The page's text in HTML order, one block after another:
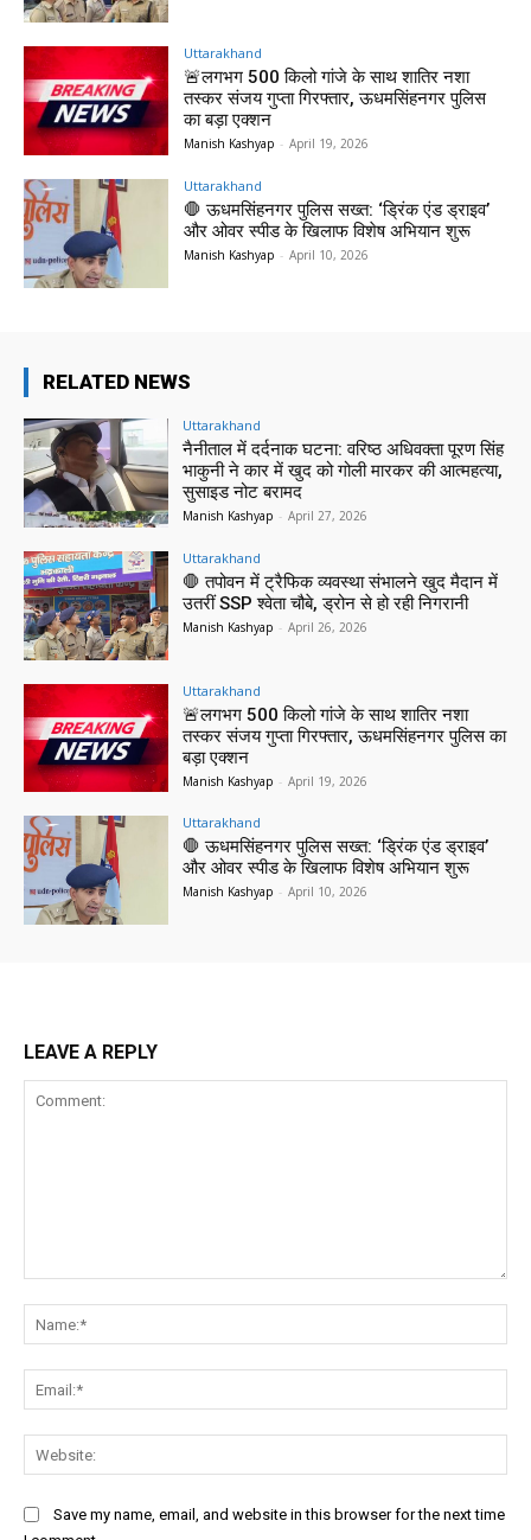
Uttarakhand
🚨लगभग 500 किलो गांजे के साथ शातिर नशा
तस्कर संजय गुप्ता गिरफ्तार, ऊधमसिंहनगर पुलिस
का बड़ा एक्शन
Manish Kashyap - April 19, 2026
Uttarakhand
🛑 ऊधमसिंहनगर पुलिस सख्त: ‘ड्रिंक एंड ड्राइव’
और ओवर स्पीड के खिलाफ विशेष अभियान शुरू
Manish Kashyap - April 10, 2026
RELATED NEWS
Uttarakhand
नैनीताल में दर्दनाक घटना: वरिष्ठ अधिवक्ता पूरण सिंह
भाकुनी ने कार में खुद को गोली मारकर की आत्महत्या,
सुसाइड नोट बरामद
Manish Kashyap - April 27, 2026
Uttarakhand
🛑 तपोवन में ट्रैफिक व्यवस्था संभालने खुद मैदान में
उतरीं SSP श्वेता चौबे, ड्रोन से हो रही निगरानी
Manish Kashyap - April 26, 2026
Uttarakhand
🚨लगभग 500 किलो गांजे के साथ शातिर नशा
तस्कर संजय गुप्ता गिरफ्तार, ऊधमसिंहनगर पुलिस का
बड़ा एक्शन
Manish Kashyap - April 19, 2026
Uttarakhand
🛑 ऊधमसिंहनगर पुलिस सख्त: ‘ड्रिंक एंड ड्राइव’
और ओवर स्पीड के खिलाफ विशेष अभियान शुरू
Manish Kashyap - April 10, 2026
LEAVE A REPLY
Save my name, email, and website in this browser for the next time